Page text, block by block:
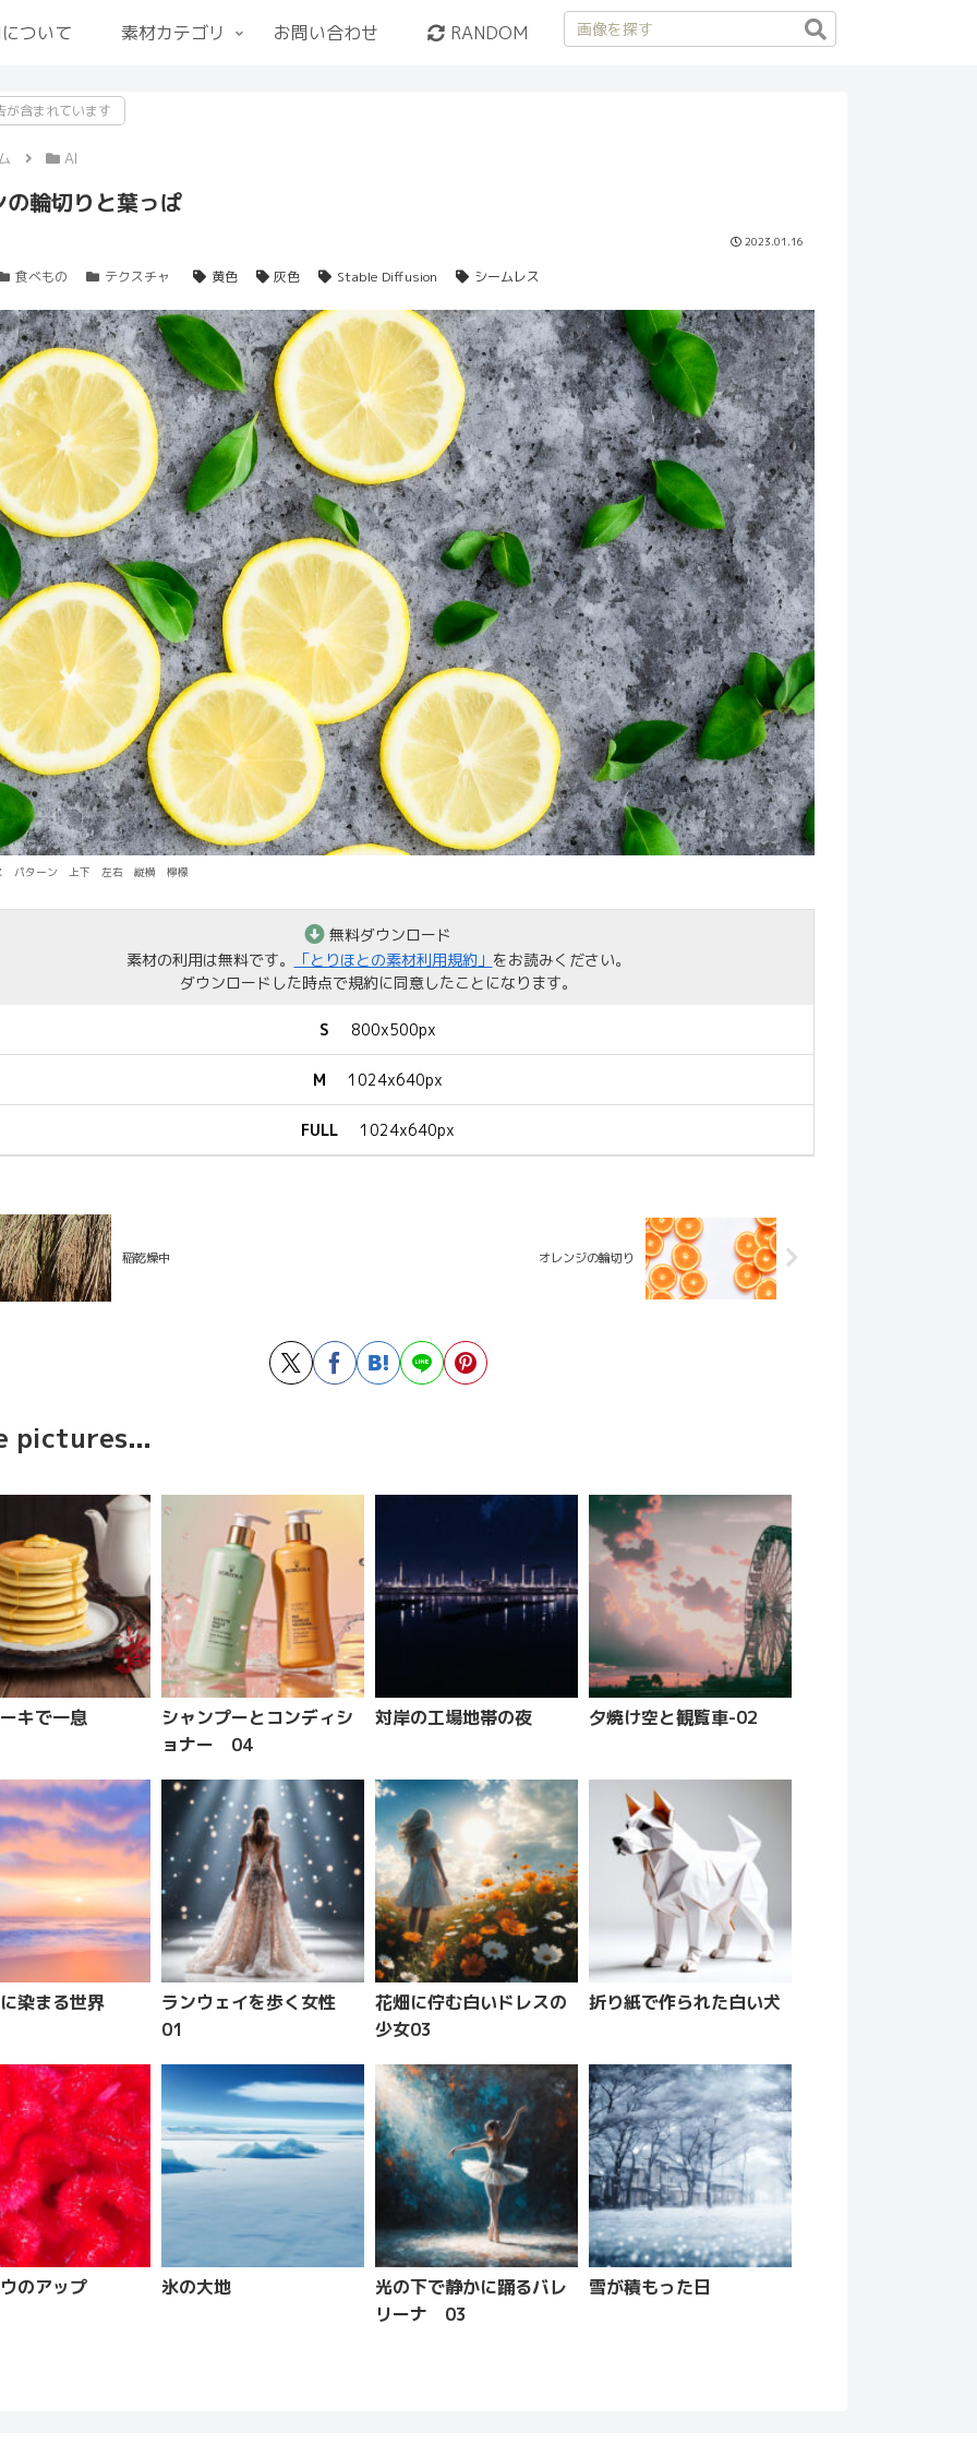
ついて 素材カテゴリ お問い合わせ RANDOM
が含まれています
AI
の輪切りと葉っぱ
2023.01.16
食べもの テクスチャ 黄色 灰色 Stable Diffusion シームレス
パターン 上下 左右 縦横 檸檬
無料ダウンロード
素材の利用は無料です。
「とりほとの素材利用規約」 をお読みください。
ダウンロードした時点で規約に同意したことになります。
S 800x500px
M 1024x640px
FULL 1024x640px
稲乾燥中 オレンジの輪切り
pictures...
キで一息
シャンプーとコンディシ
ョナー 04
対岸の工場地帯の夜 夕焼け空と観覧車-02
染まる世界
ランウェイを歩く女性
01
花畑に佇む白いドレスの
少女03
折り紙で作られた白い犬
のアップ 氷の大地
光の下で静かに踊るバレ
リーナ 03
雪が積もった日